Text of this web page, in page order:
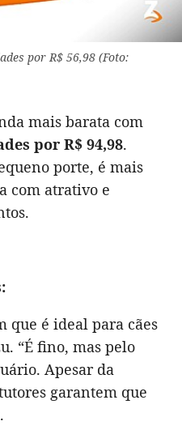
por R$ 56,98 (Foto:
mais barata com
por R$ 94,98.
porte, é mais
com atrativo e
que é ideal para cães
“É fino, mas pelo
Apesar da
garantem que